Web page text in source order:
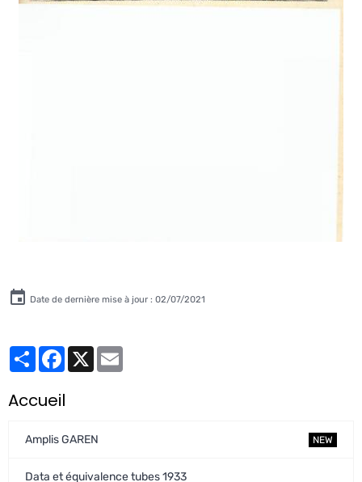
Date de dernière mise à jour : 02/07/2021
PartagerFacebook
X
Accueil
Amplis GAREN NEW
Data et équivalence tubes 1933